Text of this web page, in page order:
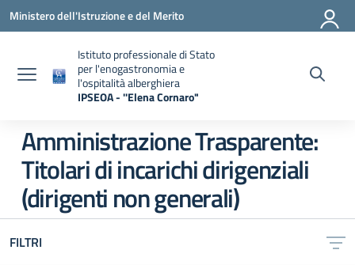
Vai ai contenuti
Vai al menu di navigazione
Vai al footer
Ministero dell'Istruzione e del Merito
Istituto professionale di Stato
per l'enogastronomia e
l'ospitalità alberghiera
IPSEOA - ''Elena Cornaro"
Amministrazione Trasparente:
Titolari di incarichi dirigenziali
(dirigenti non generali)
FILTRI